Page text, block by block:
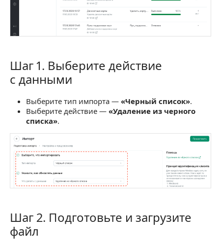
Шаг 1. Выберите действие с данными
Шаг 1. Выберите действие
с данными
Выберите тип импорта — «Черный список».
Выберите действие — «Удаление из черного
списка».
Шаг 2. Подготовьте и загрузите файл
Шаг 2. Подготовьте и загрузите
файл